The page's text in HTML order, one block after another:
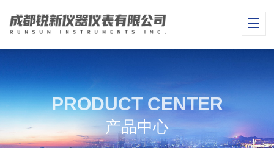
PRODUCT CENTER
产品中心